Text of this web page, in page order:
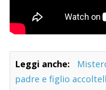
Leggi anche:
padre e figlio